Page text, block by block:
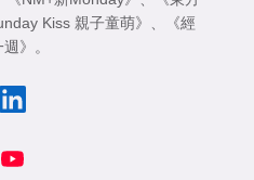
Kiss 親子童萌》
《經
》
。